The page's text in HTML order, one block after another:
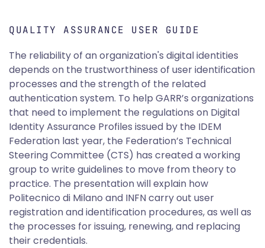
QUALITY ASSURANCE USER GUIDE
The reliability of an organization's digital identities
depends on the trustworthiness of user identification
processes and the strength of the related
authentication system. To help GARR’s organizations
that need to implement the regulations on Digital
Identity Assurance Profiles issued by the IDEM
Federation last year, the Federation’s Technical
Steering Committee (CTS) has created a working
group to write guidelines to move from theory to
practice. The presentation will explain how
Politecnico di Milano and INFN carry out user
registration and identification procedures, as well as
the processes for issuing, renewing, and replacing
their credentials.